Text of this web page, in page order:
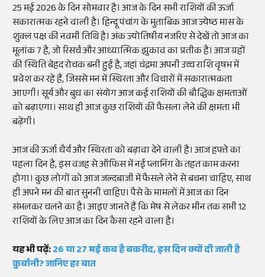
25 मई 2026 के दिन सोमवार है। आज के दिन सभी राशियों की ऊर्जा
सकारात्मक रहने वाली है। हिन्दू पंचांग के मुताबिक आज ज्येष्ठ मास के
शुक्ल पक्ष की नवमी तिथि है। अंक ज्योतिषीय नजरिए से देखें तो आज का
मूलांक 7 है, जो रिसर्च और आध्यात्मिक झुकाव का प्रतीक है। आज ग्रहों
की स्थिति बेहद रोचक बनी हुई है, जहां चंद्रमा अपनी उच्च राशि वृषभ में
प्रवेश कर रहे हैं, जिससे मन में स्थिरता और विचारों में सकारात्मकता
आएगी। सूर्य और बुध का संयोग आज कई राशियों की बौद्धिक क्षमताओं
को बढ़ाएगा। साथ ही आज कुछ राशियों की फैसला लेने की क्षमता भी
बढ़ेगी।
आज की ऊर्जा धैर्य और स्थिरता को बढ़ावा देने वाली है। आज हफ्ते का
पहला दिन है, इस वजह से ऑफिस में नई प्लानिंग के तहत काम करना
होगा। कुछ लोगों को आज जल्दबाजी में फैसले लेने से बचना चाहिए, साथ
ही अपने मन की बात सुननी चाहिए। पैसे के मामलों में आज का दिन
संभलकर चलने का है। आइए जानते हैं कि मेष से लेकर मीन तक सभी 12
राशियों के लिए आज का दिन कैसा रहने वाला है।
यह भी पढ़ें:26 या 27 मई कब है बकरीद, इस दिन क्यों दी जाती है
कुर्बानी? जानिए हर बात